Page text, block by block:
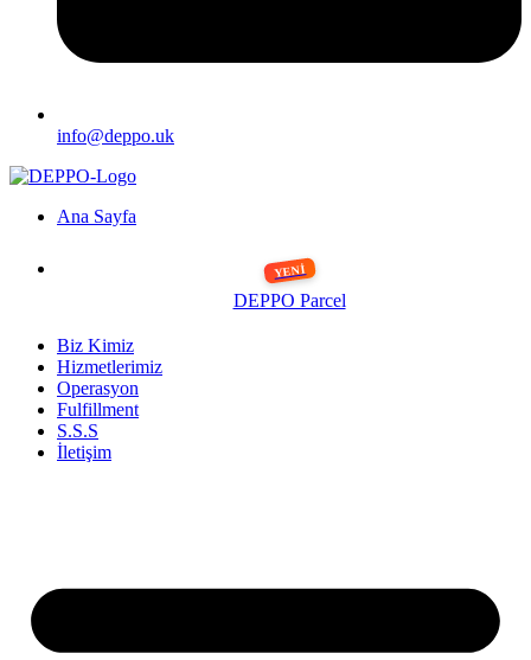
info@deppo.uk
Ana Sayfa
DEPPO Parcel
Biz Kimiz
Hizmetlerimiz
Operasyon
Fulfillment
S.S.S
İletişim